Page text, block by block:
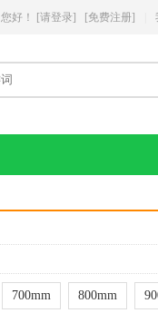
您好 ！ [请登录] [免费注册]
700mm 800mm